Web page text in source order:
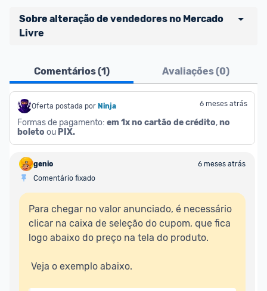
Sobre alteração de vendedores no Mercado
Livre
Vocês já sabem que no Promobit nós fazemos uma
avaliação de todos os sellers e lojas que são
divulgados na plataforma. Em todas as ofertas
vendidas por um marketplace, nós indicamos no
campo "Informações adicionais" o
produto e sinalizamos através da tag
[Marketplace], que fica logo abaixo do título da
oferta.
Porém, ao clicar em “Ir à loja” em uma oferta do
Mercado Livre , você pode ser redirecionado(a)
para anúncios de diferentes vendedores (dinâmica
confira se o vendedor do qual você está
Comentários (1) Avaliações (0)
Oferta postada por Ninja 6 meses atrás
Formas de pagamento: em 1x no cartão de crédito, no
boleto ou PIX.
genio
6 meses atrás
Comentário fixado
Para chegar no valor anunciado, é necessário
clicar na caixa de seleção do cupom, que fica
logo abaixo do preço na tela do produto.